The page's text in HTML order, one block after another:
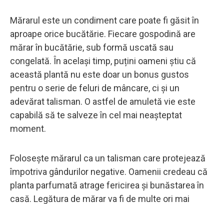
Mărarul este un condiment care poate fi găsit în
aproape orice bucătărie. Fiecare gospodină are
mărar în bucătărie, sub formă uscată sau
congelată. În același timp, puțini oameni știu că
această plantă nu este doar un bonus gustos
pentru o serie de feluri de mâncare, ci și un
adevărat talisman. O astfel de amuletă vie este
capabilă să te salveze în cel mai neașteptat
moment.
Folosește mărarul ca un talisman care protejează
împotriva gândurilor negative. Oamenii credeau că
planta parfumată atrage fericirea și bunăstarea în
casă. Legătura de mărar va fi de multe ori mai